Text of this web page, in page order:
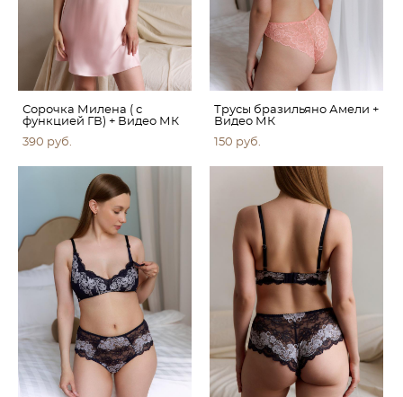
Сорочка Милена ( с
функцией ГВ) + Видео МК
390 pуб.
Трусы бразильяно Амели +
Видео МК
150 pуб.